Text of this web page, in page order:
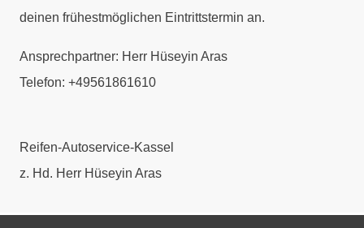
deinen frühestmöglichen Eintrittstermin an.
Ansprechpartner: Herr Hüseyin Aras
Telefon: +49561861610
Reifen-Autoservice-Kassel
z. Hd. Herr Hüseyin Aras